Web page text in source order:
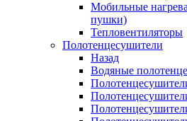
Мобильные
пушки)
Тепловентиляторы
Полотенцесушители
Назад
Водяные